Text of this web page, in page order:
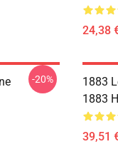
24,38
-20%
1883
1883
39,51